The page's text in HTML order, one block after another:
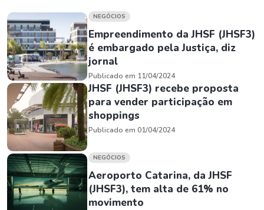
NEGÓCIOS
Empreendimento da JHSF (JHSF3)
é embargado pela Justiça, diz
jornal
Publicado em 11/04/2024
JHSF (JHSF3) recebe proposta
para vender participação em
shoppings
Publicado em 01/04/2024
NEGÓCIOS
Aeroporto Catarina, da JHSF
(JHSF3), tem alta de 61% no
movimento